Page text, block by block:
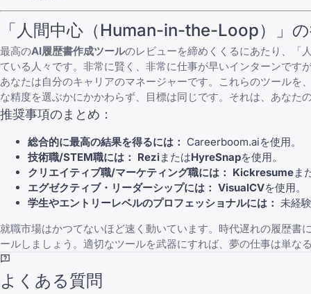
「人間中心（Human-in-the-Loop）」
最高のAI履歴書作成ツールのレビューを締めくくるにあたり、「
ている人々です。非常に賢く、非常に仕事が早いインターンです
あなたは自分のキャリアのマネージャーです。これらのツール
な精度を選ぶかにかかわらず、目標は同じです。それは、あな
推奨事項のまとめ：
総合的に最高の結果を得るには： Careerboom.aiを使用。
技術職/STEM職には： ReziまたはHyreSnapを使用。
クリエイティブ職/マーケティング職には： Kickresumeま
エグゼクティブ・リーダーシップには： VisualCVを使用。
学生やエントリーレベルのプロフェッショナルには： 未経
就職市場はかつてないほど速く動いています。時代遅れの履歴
ールしましょう。適切なツールを武器にすれば、夢の仕事は単な
よくある質問